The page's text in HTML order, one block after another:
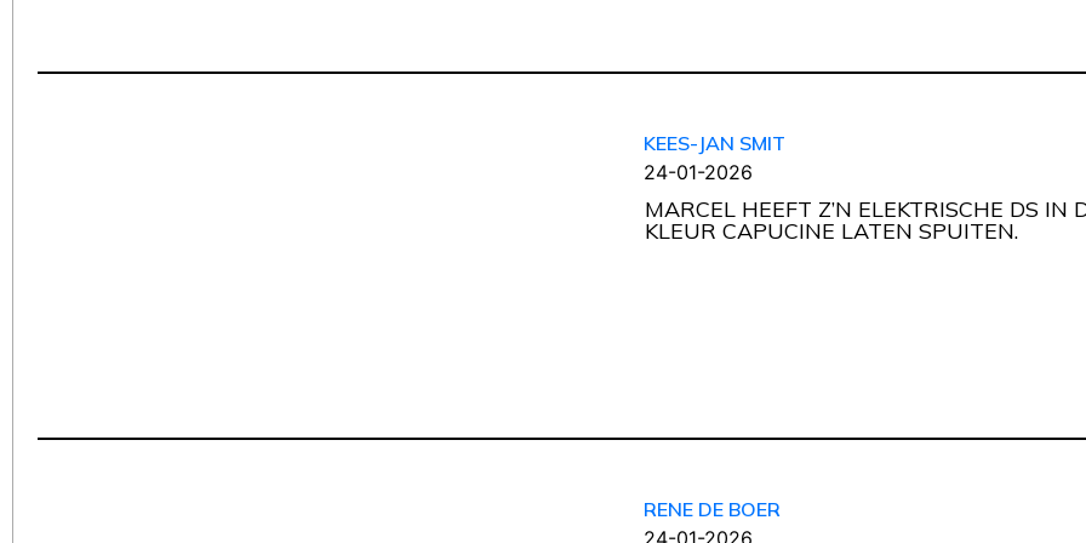
KEES-JAN SMIT
24-01-2026
MARCEL HEEFT Z’N ELEKTRISCHE DS IN
KLEUR CAPUCINE LATEN SPUITEN.
RENE DE BOER
24-01-2026